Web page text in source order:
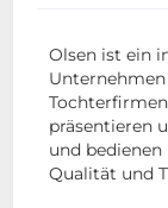
Olsen ist ein
präsentieren
und
Qualität und